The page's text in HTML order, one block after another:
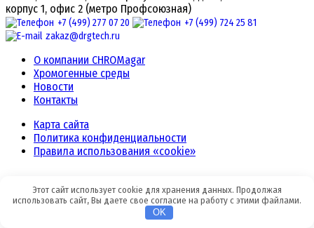
корпус 1, офис 2 (метро Профсоюзная)
+7 (499) 277 07 20
+7 (499) 724 25 81
zakaz@drgtech.ru
О компании CHROMagar
Хромогенные среды
Новости
Контакты
Карта сайта
Политика конфиденциальности
Правила использования «cookie»
© 2026ДРГ Техсистемс, OOO© | Все права защищены. Сделано
студиейMaxlyweb
Этот сайт использует cookie для хранения данных. Продолжая
использовать сайт, Вы даете свое согласие на работу с этими файлами.
OK